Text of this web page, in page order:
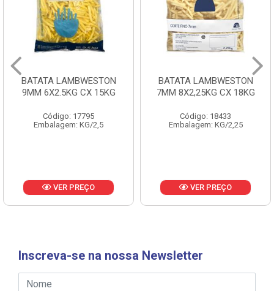
BATATA LAMBWESTON
9MM 6X2.5KG CX 15KG
Código: 17795
Embalagem: KG/2,5
VER PREÇO
BATATA LAMBWESTON
7MM 8X2,25KG CX 18KG
Código: 18433
Embalagem: KG/2,25
VER PREÇO
Inscreva-se na nossa Newsletter